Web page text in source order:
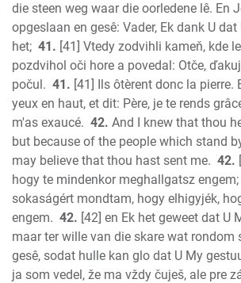
die steen weg waar die oorledene lê. En
opgeslaan en gesê: Vader, Ek dank U
het; 41. [41] Vtedy zodvihli kameň, kde
pozdvihol oči hore a povedal: Otče,
počul. 41. [41] Ils ôtèrent donc la pierre.
yeux en haut, et dit: Père, je te rends
m'as exaucé. 42. And I knew that thou
but because of the people which stand
may believe that thou hast sent me. 42.
hogy te mindenkor meghallgatsz
sokaságért mondtam, hogy elhigyjék,
engem. 42. [42] en Ek het geweet dat U
maar ter wille van die skare wat rondom
gesê, sodat hulle kan glo dat U My
ja som vedel, že ma vždy čuješ, ale pre